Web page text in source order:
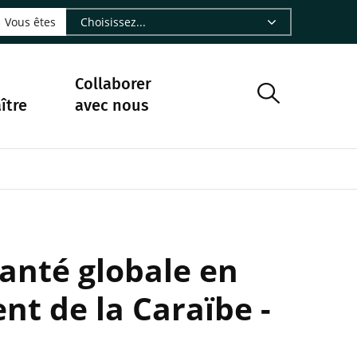
- CIRAD
Facebook - CIRAD
sur Instagram - CIRAD
sur Youtube - CIRAD
suivre sur Bluesky - CIRAD
Nourrir le vivant, le podcast du Cirad - CIRAD
Nous contacter par courriel - CIRAD
la page Flux RSS - CIRAD
Vous êtes
Collaborer
avec nous
globale en
de la Caraïbe -